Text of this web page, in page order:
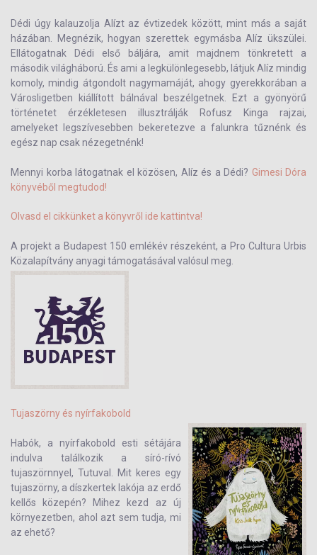
Dédi úgy kalauzolja Alízt az évtizedek között, mint más a saját
házában. Megnézik, hogyan szerettek egymásba Alíz ükszülei.
Ellátogatnak Dédi első báljára, amit majdnem tönkretett a
második világháború. És ami a legkülönlegesebb, látjuk Alíz mindig
komoly, mindig átgondolt nagymamáját, ahogy gyerekkorában a
Városligetben kiállított bálnával beszélgetnek. Ezt a gyönyörű
történetet érzékletesen illusztrálják Rofusz Kinga rajzai,
amelyeket legszívesebben bekeretezve a falunkra tűznénk és
egész nap csak nézegetnénk!
Mennyi korba látogatnak el közösen, Alíz és a Dédi? Gimesi Dóra
könyvéből megtudod!
Olvasd el cikkünket a könyvről ide kattintva!
A projekt a Budapest 150 emlékév részeként, a Pro Cultura Urbis
Közalapítvány anyagi támogatásával valósul meg.
Tujaszörny és nyírfakobold
Habók, a nyírfakobold esti sétájára
indulva találkozik a síró-rívó
tujaszörnnyel, Tutuval. Mit keres egy
tujaszörny, a díszkertek lakója az erdő
kellős közepén? Mihez kezd az új
környezetben, ahol azt sem tudja, mi
az ehető?